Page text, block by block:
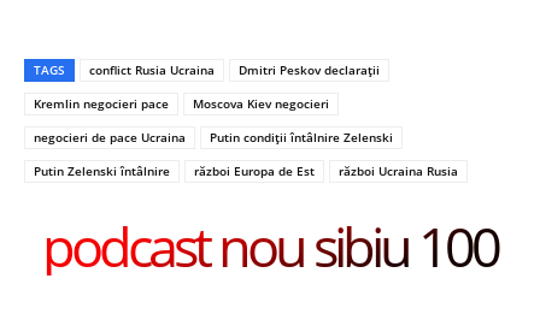
TAGS conflict Rusia Ucraina
Dmitri Peskov declarații
Kremlin negocieri pace
Moscova Kiev negocieri
negocieri de pace Ucraina
Putin condiții întâlnire Zelenski
Putin Zelenski întâlnire
război Europa de Est război Ucraina Rusia
podcast nou sibiu 100